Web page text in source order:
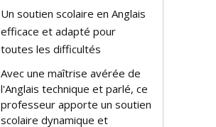
Un soutien scolaire en Anglais
efficace et adapté pour
toutes les difficultés
Avec une maîtrise avérée de
l'Anglais technique et parlé, ce
professeur apporte un soutien
scolaire dynamique et